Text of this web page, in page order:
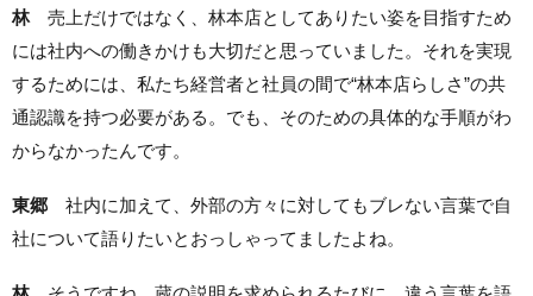
林 売上だけではなく、林本店としてありたい姿を目指すため
には社内への働きかけも大切だと思っていました。それを実現
するためには、私たち経営者と社員の間で“林本店らしさ”の共
通認識を持つ必要がある。でも、そのための具体的な手順がわ
からなかったんです。
東郷 社内に加えて、外部の方々に対してもブレない言葉で自
社について語りたいとおっしゃってましたよね。